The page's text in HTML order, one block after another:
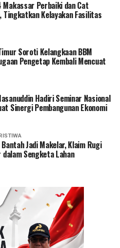
Makassar Perbaiki dan Cat
Tingkatkan Kelayakan Fasilitas
Soroti Kelangkaan BBM
Pengetap Kembali Mencuat
Hadiri Seminar Nasional
Sinergi Pembangunan Ekonomi
Jadi Makelar, Klaim Rugi
Sengketa Lahan